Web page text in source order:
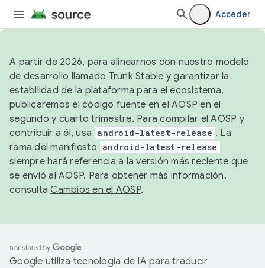
Acceder
A partir de 2026, para alinearnos con nuestro modelo
de desarrollo llamado Trunk Stable y garantizar la
estabilidad de la plataforma para el ecosistema,
publicaremos el código fuente en el AOSP en el
segundo y cuarto trimestre. Para compilar el AOSP y
contribuir a él, usa android-latest-release . La
rama del manifiesto android-latest-release
siempre hará referencia a la versión más reciente que
se envió al AOSP. Para obtener más información,
consultaCambios en el AOSP.
Google utiliza tecnología de IA para traducir